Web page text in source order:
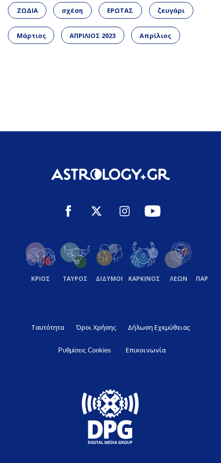
ΖΩΔΙΑ σχέση ΕΡΩΤΑΣ ζευγάρι
Μάρτιος ΑΠΡΙΛΙΟΣ 2023 Απρίλιος
ΚΡΙΟΣ ΤΑΥΡΟΣ ΔΙΔΥΜΟΙ ΚΑΡΚΙΝΟΣ ΛΕΩΝ
Ταυτότητα Όροι Χρήσης Δήλωση Εχεμύθειας
Ρυθμίσεις Cookies Επικοινωνία